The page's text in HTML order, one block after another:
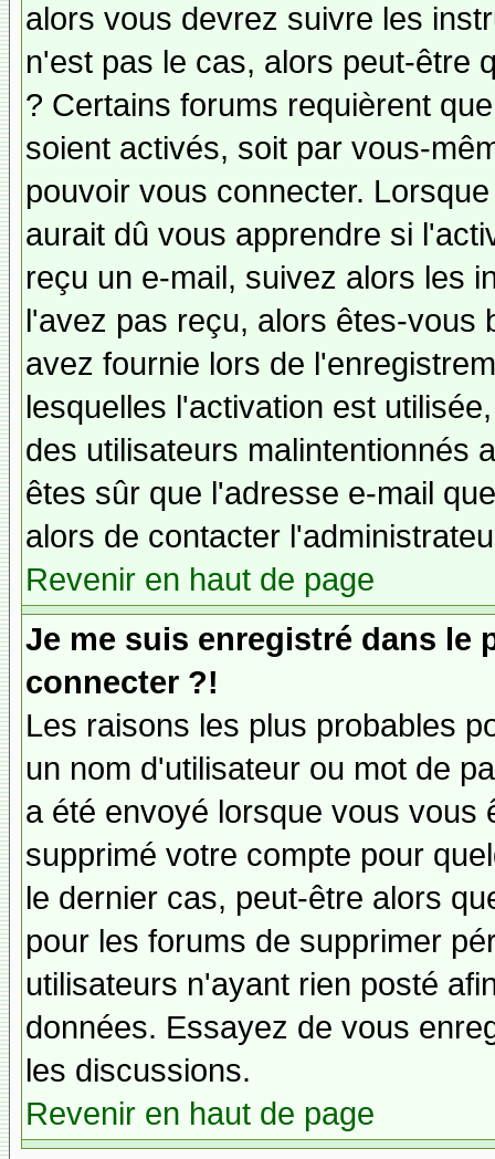
alors vous devrez suivre les
n'est pas le cas, alors peut-être
? Certains forums requièrent
soient activés, soit par vous-
pouvoir vous connecter.
aurait dû vous apprendre si
reçu un e-mail, suivez alors les
l'avez pas reçu, alors êtes-vous
avez fournie lors de
lesquelles l'activation est
des utilisateurs malintentionnés
êtes sûr que l'adresse e-mail
alors de contacter
Revenir en haut de page
Je me suis enregistré dans le
connecter ?!
Les raisons les plus probables
un nom d'utilisateur ou mot de
a été envoyé lorsque vous vous
supprimé votre compte pour
le dernier cas, peut-être alors
pour les forums de supprimer
utilisateurs n'ayant rien posté
données. Essayez de vous
les discussions.
Revenir en haut de page